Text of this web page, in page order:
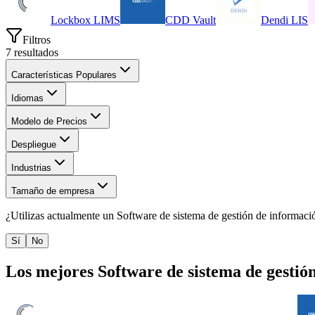
Lockbox LIMS CDD Vault
Dendi LIS
Filtros
7 resultados
Características Populares
Idiomas
Modelo de Precios
Despliegue
Industrias
Tamaño de empresa
¿Utilizas actualmente un Software de sistema de gestión de
Sí No
Los mejores Software de sistema de